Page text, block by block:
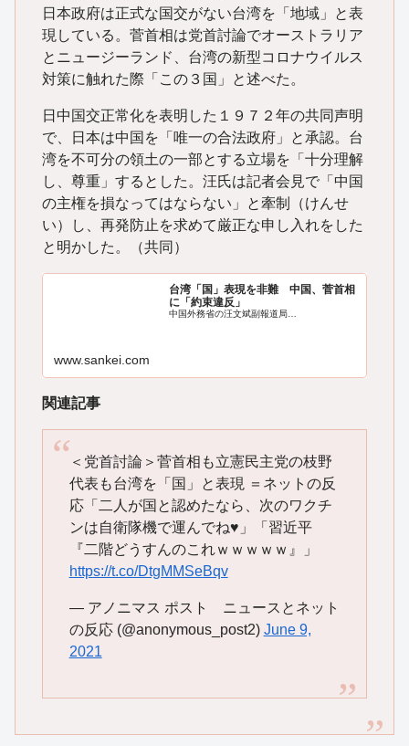
日本政府は正式な国交がない台湾を「地域」と表
現している。菅首相は党首討論でオーストラリア
とニュージーランド、台湾の新型コロナウイルス
対策に触れた際「この３国」と述べた。
日中国交正常化を表明した１９７２年の共同声明
で、日本は中国を「唯一の合法政府」と承認。台
湾を不可分の領土の一部とする立場を「十分理解
し、尊重」するとした。汪氏は記者会見で「中国
の主権を損なってはならない」と牽制（けんせ
い）し、再発防止を求めて厳正な申し入れをした
と明かした。（共同）
台湾「国」表現を非難 中国、菅首相
に「約束違反」
中国外務省の汪文斌副報道局…
www.sankei.com
関連記事
＜党首討論＞菅首相も立憲民主党の枝野
代表も台湾を「国」と表現 ＝ネットの反
応「二人が国と認めたなら、次のワクチ
ンは自衛隊機で運んでね♥」「習近平
『二階どうすんのこれｗｗｗｗｗ』」
https://t.co/DtgMMSeBqv
— アノニマス ポスト ニュースとネット
の反応 (@anonymous_post2) June 9,
2021